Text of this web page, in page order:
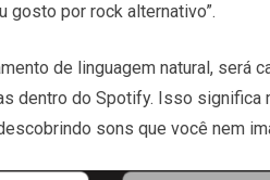
gosto por rock alternativo”.
de linguagem natural, será
dentro do Spotify. Isso significa
sons que você nem